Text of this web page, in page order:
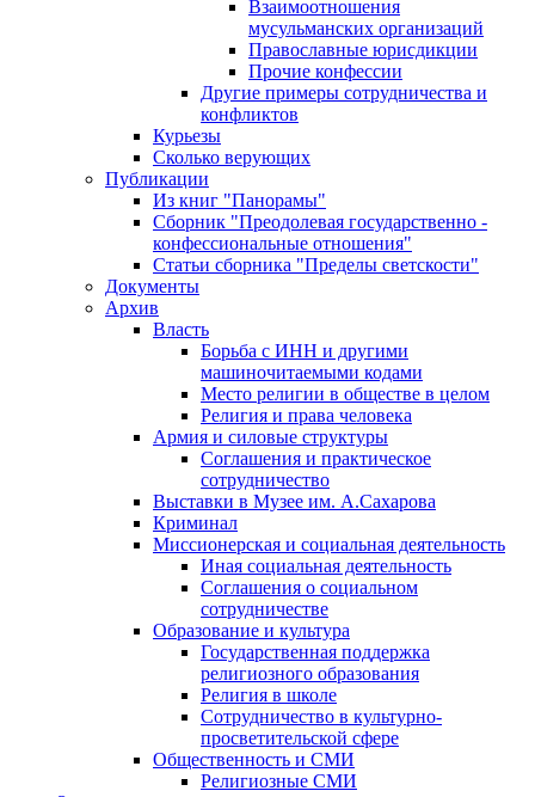
Взаимоотношения
мусульманских организаций
Православные юрисдикции
Прочие конфессии
Другие примеры сотрудничества и
конфликтов
Курьезы
Сколько верующих
Публикации
Из книг "Панорамы"
Сборник "Преодолевая государственно -
конфессиональные отношения"
Статьи сборника "Пределы светскости"
Документы
Архив
Власть
Борьба с ИНН и другими
машиночитаемыми кодами
Место религии в обществе в целом
Религия и права человека
Армия и силовые структуры
Соглашения и практическое
сотрудничество
Выставки в Музее им. А.Сахарова
Криминал
Миссионерская и социальная деятельность
Иная социальная деятельность
Соглашения о социальном
сотрудничестве
Образование и культура
Государственная поддержка
религиозного образования
Религия в школе
Сотрудничество в культурно-
просветительской сфере
Общественность и СМИ
Религиозные СМИ